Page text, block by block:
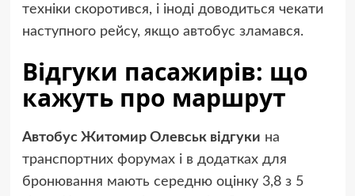
техніки скоротився, і іноді доводиться чекати
наступного рейсу, якщо автобус зламався.
Відгуки пасажирів: що
кажуть про маршрут
Автобус Житомир Олевськ відгуки на
транспортних форумах і в додатках для
бронювання мають середню оцінку 3,8 з 5